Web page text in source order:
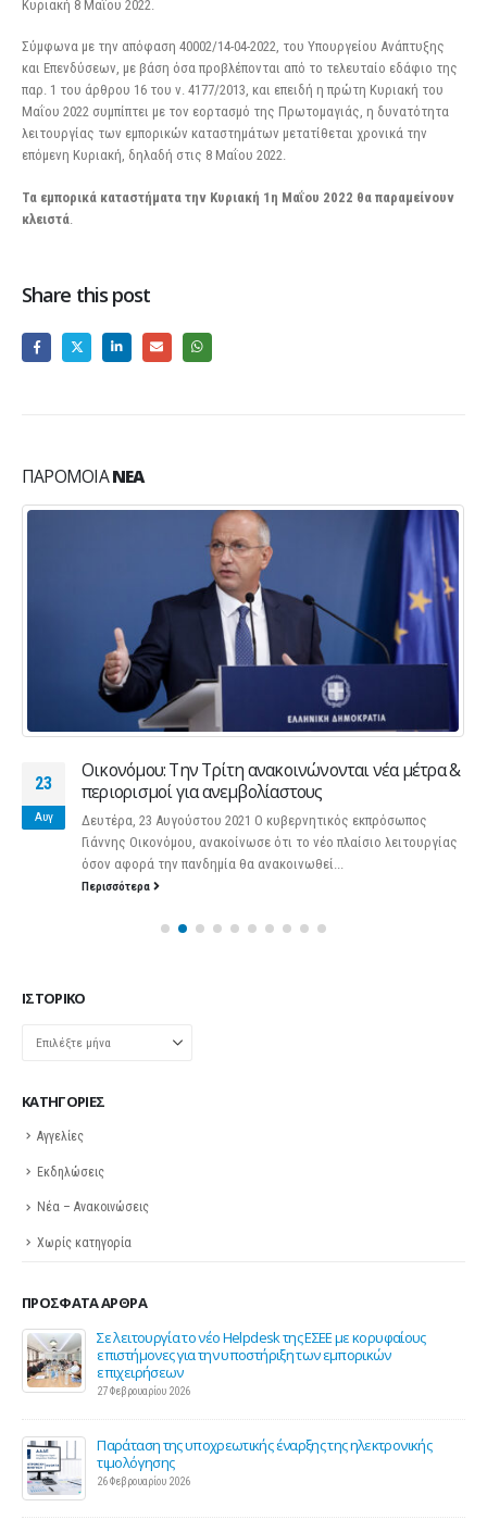
Κυριακή 8 Μαΐου 2022.
Σύμφωνα με την απόφαση 40002/14-04-2022, του Υπουργείου Ανάπτυξης
και Επενδύσεων, με βάση όσα προβλέπονται από το τελευταίο εδάφιο της
παρ. 1 του άρθρου 16 του ν. 4177/2013, και επειδή η πρώτη Κυριακή του
Μαΐου 2022 συμπίπτει με τον εορτασμό της Πρωτομαγιάς, η δυνατότητα
λειτουργίας των εμπορικών καταστημάτων μετατίθεται χρονικά την
επόμενη Κυριακή, δηλαδή στις 8 Μαΐου 2022.
Τα εμπορικά καταστήματα την Κυριακή 1η Μαΐου 2022 θα παραμείνουν
κλειστά
Share this post
ΠΑΡΌΜΟΙΑΝΈΑ
23
Αυγ
Οικονόμου: Την Τρίτη ανακοινώνονται νέα μέτρα &
περιορισμοί για ανεμβολίαστους
Δευτέρα, 23 Αυγούστου 2021 Ο κυβερνητικός εκπρόσωπος
Γιάννης Οικονόμου, ανακοίνωσε ότι το νέο πλαίσιο λειτουργίας
όσον αφορά την πανδημία θα ανακοινωθεί...
Περισσότερα
ΙΣΤΟΡΙΚΌ
KΑΤΗΓΟΡΊΕΣ
Αγγελίες
Εκδηλώσεις
Νέα – Ανακοινώσεις
Χωρίς κατηγορία
ΠΡΌΣΦΑΤΑ ΆΡΘΡΑ
Σε λειτουργία το νέο Helpdesk της ΕΣΕΕ με κορυφαίους
επιστήμονες για την υποστήριξη των εμπορικών
επιχειρήσεων
27 Φεβρουαρίου 2026
Παράταση της υποχρεωτικής έναρξης της ηλεκτρονικής
τιμολόγησης
26 Φεβρουαρίου 2026